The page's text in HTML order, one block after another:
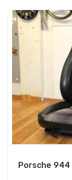
Porsche 944